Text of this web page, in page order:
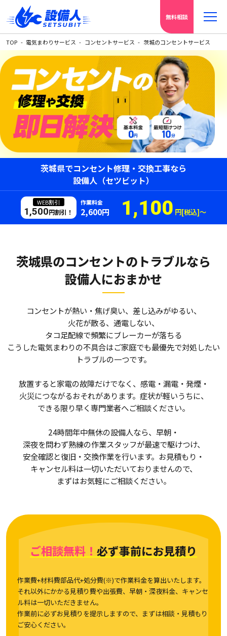
無料相談
TOP 電気まわりサービス コンセントサービス 茨城のコンセントサービス
茨城県でコンセント修理・交換工事なら
設備人（セツビット）
WEB割引
1,500円割引！
作業料金
2,600円 1,100 円[税込]〜
茨城県のコンセントのトラブルなら
設備人におまかせ
コンセントが熱い・焦げ臭い、差し込みがゆるい、
火花が散る、通電しない、
タコ足配線で頻繁にブレーカーが落ちる――
こうした電気まわりの不具合はご家庭でも最優先で対処したい
トラブルの一つです。
放置すると家電の故障だけでなく、感電・漏電・発煙・
火災につながるおそれがあります。症状が軽いうちに、
できる限り早く専門業者へご相談ください。
24時間年中無休の設備人なら、早朝・
深夜を問わず熟練の作業スタッフが最速で駆けつけ、
安全確認と復旧・交換作業を行います。お見積もり・
キャンセル料は一切いただいておりませんので、
まずはお気軽にご相談ください。
ご相談無料！ 必ず事前にお見積り
作業費+材料費部品代+処分費(※)で作業料金を算出いたします。
それ以外にかかる見積り費や出張費、早朝・深夜料金、キャンセ
ル料は一切いただきません。
作業前に必ずお見積りを提示しますので、まずは相談・見積もり
ご安心ください。